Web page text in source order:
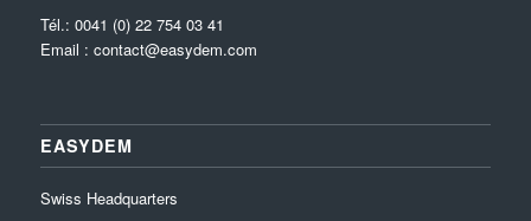
Tél.: 0041 (0) 22 754 03 41
Email : contact@easydem.com
EASYDEM
Swiss Headquarters